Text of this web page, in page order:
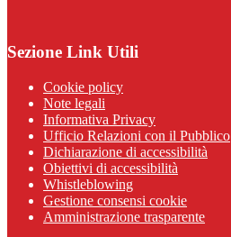
Sezione Link Utili
Cookie policy
Note legali
Informativa Privacy
Ufficio Relazioni con il Pubblico
Dichiarazione di accessibilità
Obiettivi di accessibilità
Whistleblowing
Gestione consensi cookie
Amministrazione trasparente